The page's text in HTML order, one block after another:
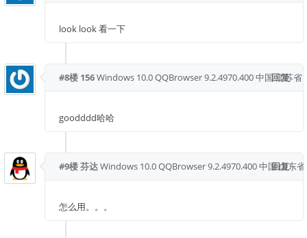
look look 看一下
回复
#8楼 156Windows 10.0QQBrowser 9.2.4970.400中国 江苏省
goodddd哈哈
回复
#9楼芬达Windows 10.0QQBrowser 9.2.4970.400中国 山东
怎么用。。。